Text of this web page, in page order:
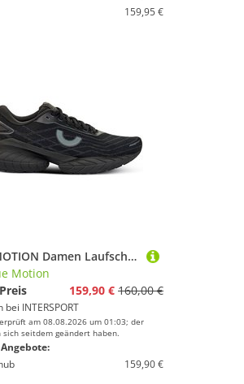
159,95 €
TRUE MOTION Damen Laufschuhe U-TECH Nevos 4
Motion
159,90 € 160,00 €
bei INTERSPORT
am 08.08.2026 um 01:03; der
sich seitdem geändert haben.
159,90 €